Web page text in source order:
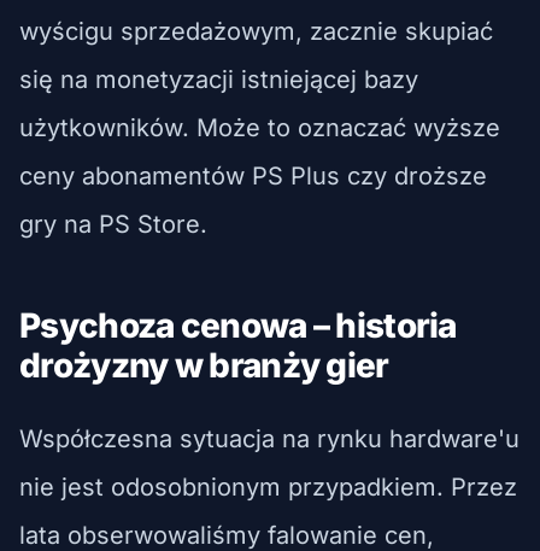
wyścigu sprzedażowym, zacznie skupiać
się na monetyzacji istniejącej bazy
użytkowników. Może to oznaczać wyższe
ceny abonamentów PS Plus czy droższe
gry na PS Store.
Psychoza cenowa – historia
drożyzny w branży gier
Współczesna sytuacja na rynku hardware'u
nie jest odosobnionym przypadkiem. Przez
lata obserwowaliśmy falowanie cen,